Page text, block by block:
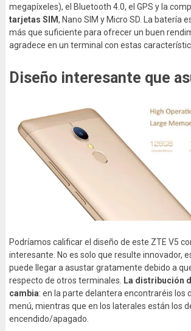
megapíxeles), el Bluetooth 4.0, el GPS y la
tarjetas SIM, Nano SIM y Micro SD. La batería
más que suficiente para ofrecer un buen
agradece en un terminal con estas
Diseño interesante que
Podríamos calificar el diseño de este ZTE V5
interesante. No es solo que resulte innovador,
puede llegar a asustar gratamente debido a
respecto de otros terminales. La distribución
cambia: en la parte delantera encontraréis los
menú, mientras que en los laterales están los
encendido/apagado.